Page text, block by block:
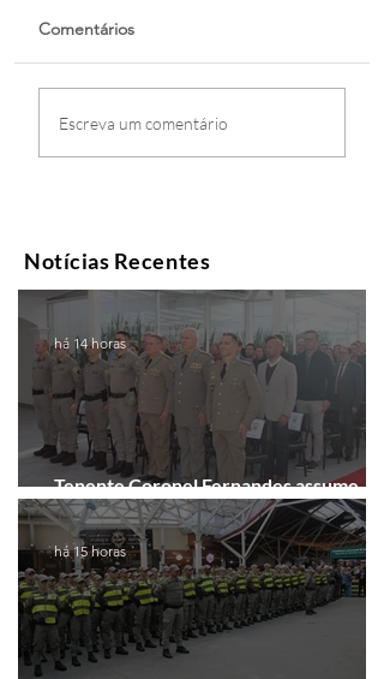
Comentários
Escreva um comentário
Notícias Recentes
Tenente Coronel Fernandes assume
comando do 41º BPM em Gramado
há 14 horas
há 15 horas